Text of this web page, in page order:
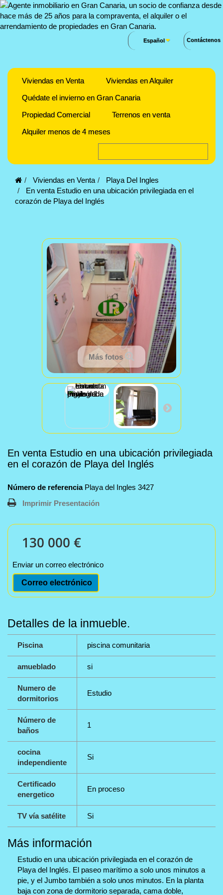
Contáctenos
Español
Viviendas en Venta
Viviendas en Alquiler
Quédate el invierno en Gran Canaria
Propiedad Comercial
Terrenos en venta
Alquiler menos de 4 meses
Viviendas en Venta
Playa Del Ingles
En venta Estudio en una ubicación privilegiada en el
corazón de Playa del Inglés
Más fotos
En venta Estudio en una ubicación privilegiada
en el corazón de Playa del Inglés
Número de referencia Playa del Ingles 3427
Imprimir Presentación
130 000 €
Enviar un correo electrónico
Correo electrónico
Detalles de la inmueble.
Piscina piscina comunitaria
amueblado si
Numero de
dormitorios
Estudio
Número de
baños
1
cocina
independiente
Si
Certificado
energetico
En proceso
TV vía satélite Si
Más información
Estudio en una ubicación privilegiada en el corazón de
Playa del Inglés. El paseo marítimo a solo unos minutos a
pie, y el Jumbo también a solo unos minutos. En la planta
baja con zona de dormitorio separada, cama doble,